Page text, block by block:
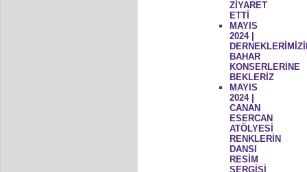
ZİYARET
ETTİ
MAYIS
2024 |
BAHAR
KONSERLERİNE
BEKLERİZ
MAYIS
2024 |
CANAN
ESERCAN
ATÖLYESİ
RENKLERİN
DANSI
RESİM
SERGİSİ